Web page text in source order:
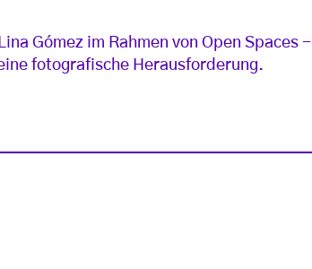
Gómez im Rahmen von Open Spaces -
fotografische Herausforderung.